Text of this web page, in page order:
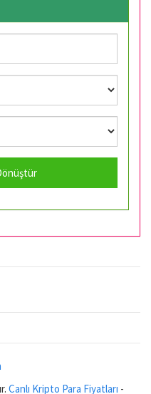
Canlı Kripto Para Fiyatları -